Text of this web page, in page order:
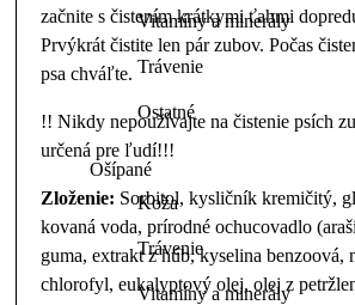
Vitamíny a minerály
Trávenie
Ostatné
Ošípané
Koža
Trávenie
Vitamíny a minerály
začnite s čistením krátkymi ťahmi
Prvýkrát čistite len pár zubov. Počas
psa chváľte.
!! Nikdy nepoužívajte na čistenie psích
určená pre ľudí!!!
Zloženie: Sorbitol, kysličník kremičitý,
kovaná voda, prírodné ochucovadlo
guma, extrakt z húb, kyselina benzoová,
chlorofyl, eukalyptový olej, olej z